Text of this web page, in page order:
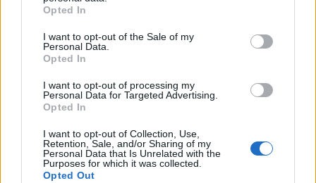
grant or deny consent to Google and its third-party tags to
use your data for below specified purposes in below Google
consent section.
Opted In
I want to opt-out of the Sale of my
Personal Data.
Opted In
I want to opt-out of processing my
Personal Data for Targeted Advertising.
Opted In
I want to opt-out of Collection, Use,
Retention, Sale, and/or Sharing of my
Personal Data that Is Unrelated with the
Purposes for which it was collected.
Opted Out
Κάτω από1.000 ευρώ το μήνα
βασικό μισθό
λαμβάνουν οι εργαζόμενοι στην Κροατία, την
Ελλάδα, την Μάλτα, την Εσθονία, την Τσεχία, την
Σλοβακία, την Ρουμανία, την Λετονία, την
Ουγγαρία και την Βουλγαρία.
ΗΠΑο κατώτατος μισθός αγγίζει τα 1.210
ευρώ μηνιαίως.